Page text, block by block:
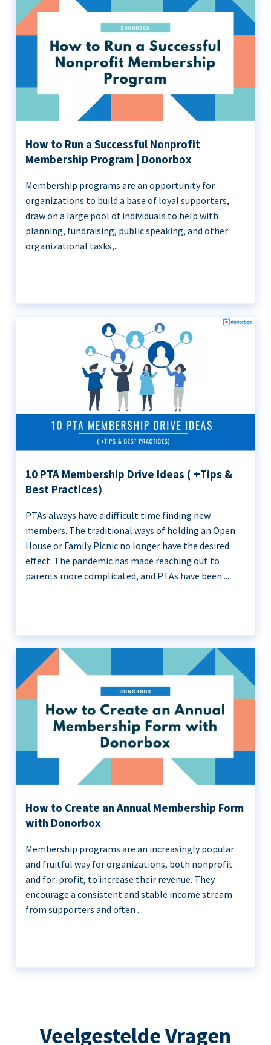
How to Run a Successful Nonprofit
Membership Program | Donorbox
Membership programs are an opportunity for
organizations to build a base of loyal supporters,
draw on a large pool of individuals to help with
planning, fundraising, public speaking, and other
organizational tasks,...
10 PTA Membership Drive Ideas ( +Tips &
Best Practices)
PTAs always have a difficult time finding new
members. The traditional ways of holding an Open
House or Family Picnic no longer have the desired
effect. The pandemic has made reaching out to
parents more complicated, and PTAs have been ...
How to Create an Annual Membership Form
with Donorbox
Membership programs are an increasingly popular
and fruitful way for organizations, both nonprofit
and for-profit, to increase their revenue. They
encourage a consistent and stable income stream
from supporters and often ...
Veelgestelde Vragen